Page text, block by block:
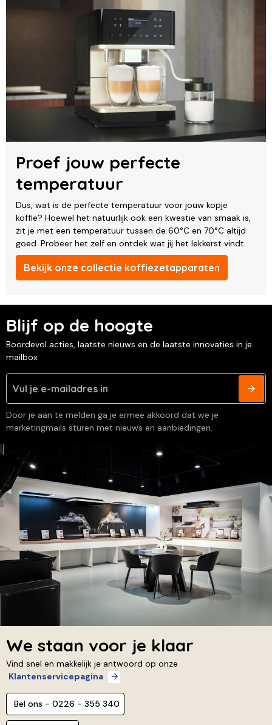
Proef jouw perfecte
temperatuur
Dus, wat is de perfecte temperatuur voor jouw kopje
koffie? Hoewel het natuurlijk ook een kwestie van smaak is,
zit je met een temperatuur tussen de 60°C en 70°C altijd
goed. Probeer het zelf en ontdek wat jij het lekkerst vindt.
Bekijk onze collectie koffiezetapparaten
Blijf op de hoogte
Boordevol acties, laatste nieuws en de laatste innovaties in je
mailbox
Door je aan te melden ga je ermee akkoord dat we je
marketingmails sturen met nieuws en aanbiedingen.
We staan voor je klaar
Vind snel en makkelijk je antwoord op onze
Klantenservicepagina
Bel ons - 0226 - 355 340